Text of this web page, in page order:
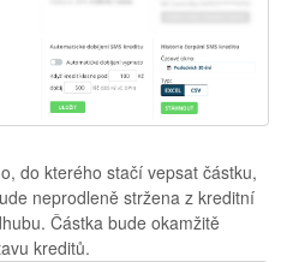
do kterého stačí vepsat částku,
neprodleně stržena z kreditní
Částka bude okamžitě
kreditů.